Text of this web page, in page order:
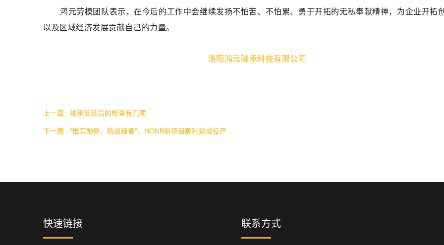
鸿元劳模团队表示，在今后的工作中会继续发扬不怕苦、不怕累、勇于开拓的无私奉献精神，为企业开拓
以及区域经济发展贡献自己的力量。
洛阳鸿元轴承科技有限公司
上一篇 : 轴承安装后的检查有几项
下一篇 : “惟实励新，精进臻善”，HONB新项目顺利建成投产
快速链接 联系方式